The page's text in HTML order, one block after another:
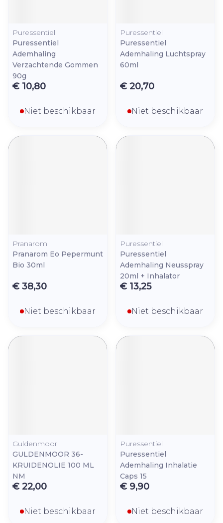
Puressentiel
Puressentiel
Ademhaling
Verzachtende Gommen
90g
€ 10,80
Niet beschikbaar
Puressentiel
Puressentiel
Ademhaling Luchtspray
60ml
€ 20,70
Niet beschikbaar
Pranarom
Pranarom Eo Pepermunt
Bio 30ml
€ 38,30
Niet beschikbaar
Puressentiel
Puressentiel
Ademhaling Neusspray
20ml + Inhalator
€ 13,25
Niet beschikbaar
Guldenmoor
GULDENMOOR 36-
KRUIDENOLIE 100 ML
NM
€ 22,00
Niet beschikbaar
Puressentiel
Puressentiel
Ademhaling Inhalatie
Caps 15
€ 9,90
Niet beschikbaar